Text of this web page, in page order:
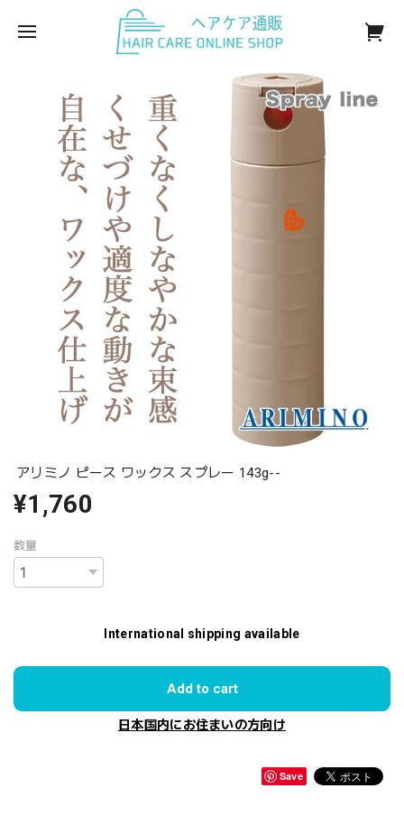
アリミノ ピース ワックス スプレー 143g--
¥1,760
数量
International shipping available
Add to cart
日本国内にお住まいの方向け
Save